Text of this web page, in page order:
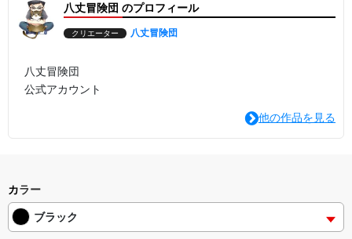
八丈冒険団 のプロフィール
クリエーター 八丈冒険団
八丈冒険団
公式アカウント
他の作品を見る
カラー
ブラック